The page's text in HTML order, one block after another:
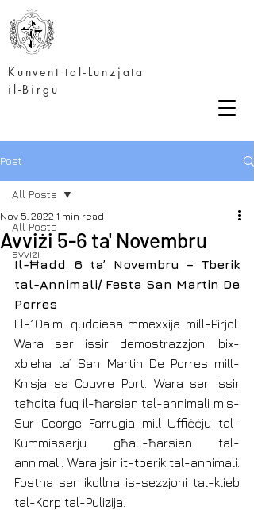
Kunvent tal-Lunzjata
il-Birgu
Post
All Posts
avviżi
All Posts
Avviżi 5-6 ta' Novembru
Nov 5, 2022 1 min read
Il-Ħadd 6 ta’ Novembru – Tberik
tal-Annimali/ Festa San Martin De
Porres
Fl-10a.m. quddiesa mmexxija mill-Pirjol.
Wara ser issir demostrazzjoni bix-
xbieha ta’ San Martin De Porres mill-
Knisja sa Couvre Port. Wara ser issir
taħdita fuq il-ħarsien tal-annimali mis-
Sur George Farrugia mill-Uffiċċju tal-
Kummissarju għall-ħarsien tal-
annimali. Wara jsir it-tberik tal-annimali.
Fostna ser ikollna is-sezzjoni tal-klieb
tal-Korp tal-Pulizija.